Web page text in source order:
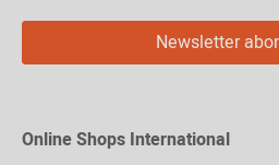
Newsletter
Online Shops International